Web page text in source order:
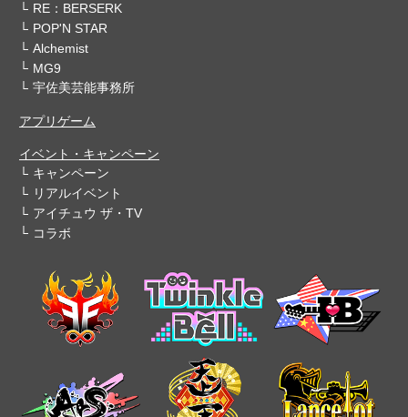
RE：BERSERK
POP'N STAR
Alchemist
MG9
宇佐美芸能事務所
アプリゲーム
イベント・キャンペーン
キャンペーン
リアルイベント
アイチュウ ザ・TV
コラボ